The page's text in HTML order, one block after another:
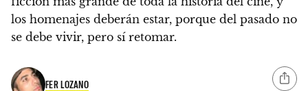
los homenajes deberán estar, porque del pasado no
se debe vivir, pero sí retomar.
FER LOZANO